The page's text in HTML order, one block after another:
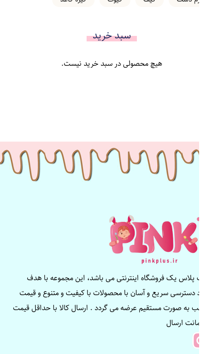
سبد خرید
هیچ محصولی در سبد خرید نیست.
پینک پلاس یک فروشگاه اینترنتی می باشد، این مجموعه با هدف
ایجاد دسترسی سریع و آسان با محصولات با کیفیت و متنوع و قیمت
مناسب به صورت مستقیم عرضه می گردد . ارسال کالا با حداقل قیمت
و ضمانت ارسال